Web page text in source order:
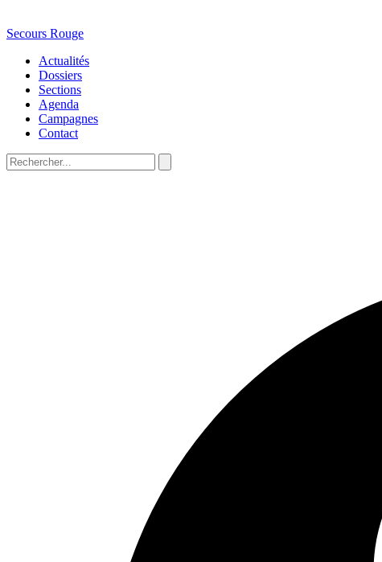
Secours Rouge
Actualités
Dossiers
Sections
Agenda
Campagnes
Contact